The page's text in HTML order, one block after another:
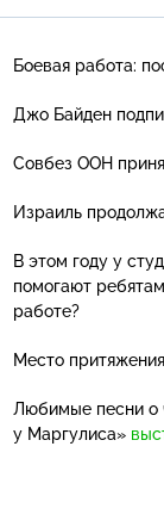
Боевая работа:
Джо Байден
Совбез ООН
Израиль
В этом году у
помогают
работе?
Место
Любимые песни о
у Маргулиса»